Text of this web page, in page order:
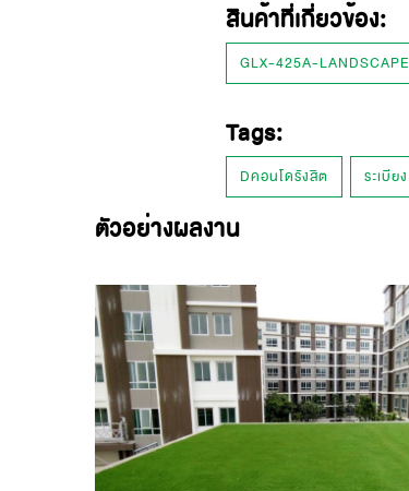
สินค้าที่เกี่ยวข้อง:
GLX-425A-LANDSCAPE
Tags:
Dคอนโดรังสิต ระเบียง
ตัวอย่างผลงาน